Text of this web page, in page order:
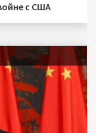
с США